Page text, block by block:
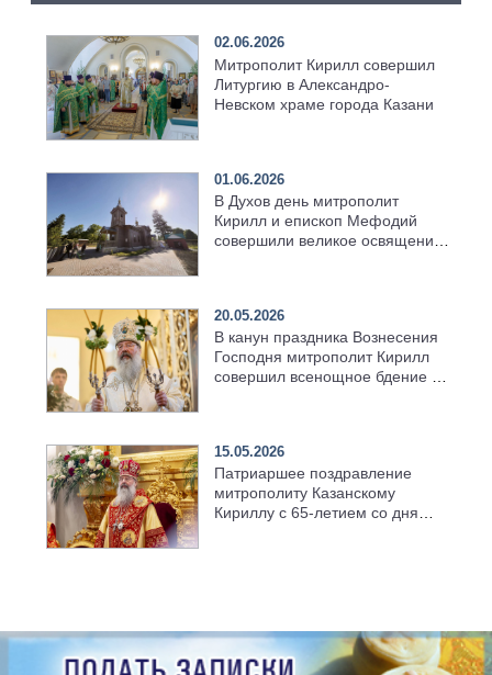
02.06.2026
Митрополит Кирилл совершил
Литургию в Александро-
Невском храме города Казани
01.06.2026
В Духов день митрополит
Кирилл и епископ Мефодий
совершили великое освящение
20.05.2026
В канун праздника Вознесения
Господня митрополит Кирилл
совершил всенощное бдение в
15.05.2026
Патриаршее поздравление
митрополиту Казанскому
Кириллу с 65-летием со дня